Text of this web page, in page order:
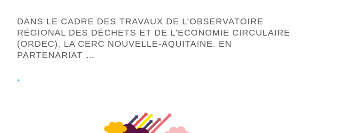
DANS LE CADRE DES TRAVAUX DE L’OBSERVATOIRE
RÉGIONAL DES DÉCHETS ET DE L’ECONOMIE CIRCULAIRE
(ORDEC), LA CERC NOUVELLE-AQUITAINE, EN
PARTENARIAT …
+